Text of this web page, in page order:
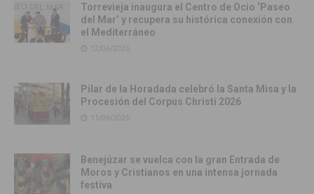
Torrevieja inaugura el Centro de Ocio ‘Paseo
del Mar’ y recupera su histórica conexión con
el Mediterráneo
12/06/2026
Pilar de la Horadada celebró la Santa Misa y la
Procesión del Corpus Christi 2026
11/06/2026
Benejúzar se vuelca con la gran Entrada de
Moros y Cristianos en una intensa jornada
festiva